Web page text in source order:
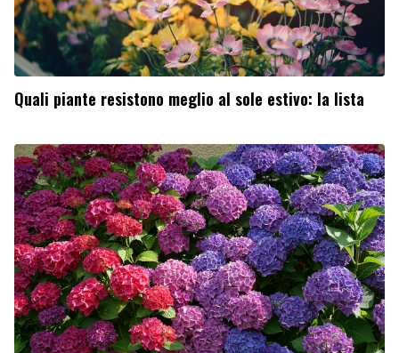
Quali piante resistono meglio al sole estivo: la lista